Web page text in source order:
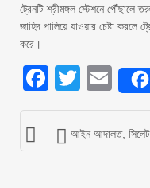
ট্রেনটি শ্রীমঙ্গল স্টেশনে পৌঁছালে
জাহিদ পালিয়ে যাওয়ার চেষ্টা
করে।
Twitter
আইন আদালত, সিলেট